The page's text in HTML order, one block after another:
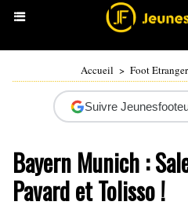
Accueil > Foot Etranger
Suivre
Bayern Munich :
Pavard et Tolisso !